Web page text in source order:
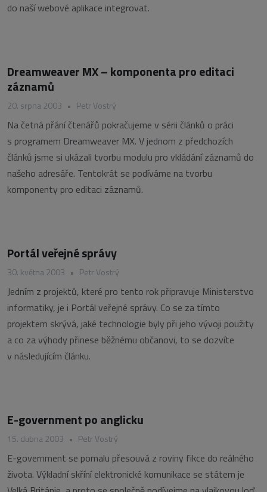
do naší webové aplikace integrovat.
Dreamweaver MX – komponenta pro editaci
záznamů
20. srpna 2003 • Petr Vostrý
Na četná přání čtenářů pokračujeme v sérii článků o práci
s programem Dreamweaver MX. V jednom z předchozích
článků jsme si ukázali tvorbu modulu pro vkládání záznamů do
našeho adresáře. Tentokrát se podíváme na tvorbu
komponenty pro editaci záznamů.
Portál veřejné správy
30. května 2003 • Petr Vostrý
Jedním z projektů, které pro tento rok připravuje Ministerstvo
informatiky, je i Portál veřejné správy. Co se za tímto
projektem skrývá, jaké technologie byly při jeho vývoji použity
a co za výhody přinese běžnému občanovi, to se dozvíte
v následujícím článku.
E-government po anglicku
15. dubna 2003 • Petr Vostrý
E-government se pomalu přesouvá z roviny fikce do reálného
života. Výkladní skříní elektronické komunikace se státem je